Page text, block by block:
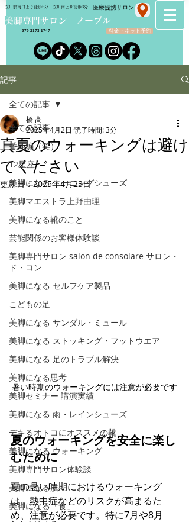
​美脚専門サロン ノーブル
立川駅南口より徒歩5分・立川南より徒歩3分
料金・ネット予約
070-2173-1747
​医療提携サロン
記事
全ての記事
番外編（笑）
12星座
美脚になる トーニングシューズ
美脚マエストラ上野由理
美脚になる靴のこと
芸能関係のお客様体験談
美脚専門サロン salon de consolare サロン・
ド・コン
美脚になる セルフケア製品
こどもの足
美脚になる サンダル・ミュール
美脚になる ストッキング・フットウエア
美脚になる 足のトラブル解決
美脚になる思考
美脚セミナー 講演実績
美脚になる 雨・レインシューズ
デキるオトコにオススメの靴
美脚になる ウォーキング
美脚専門サロン体験談
美脚になる肌
美脚になる「食」
全ての記事
真夏のウォーキングは避け
てください
橋 高
2025年4月2日 読了時間: 3分
更新日：2025年4月23日
暑い時期のウォーキングには注意が必要です
夏のウォーキングを安全に楽し
むために
夏の暑い時期におけるウォーキング
は、熱中症などのリスクが高まるた
め、注意が必要です。​特に7月や8月